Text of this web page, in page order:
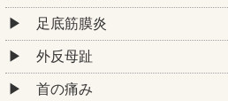
足底筋膜炎
外反母趾
首の痛み